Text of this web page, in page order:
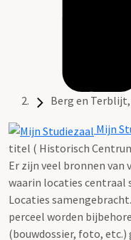
Berg en
Mijn
titel ( Historisch
Er zijn veel bronnen
waarin locaties centraal
Locaties
perceel worden
(bouwdossier, foto, etc.)